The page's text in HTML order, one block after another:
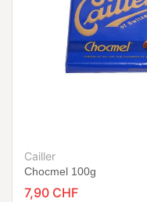
Cailler
Chocmel 100g
7,90 CHF